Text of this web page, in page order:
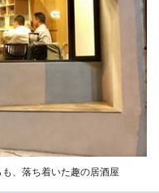
、落ち着いた趣の居酒屋